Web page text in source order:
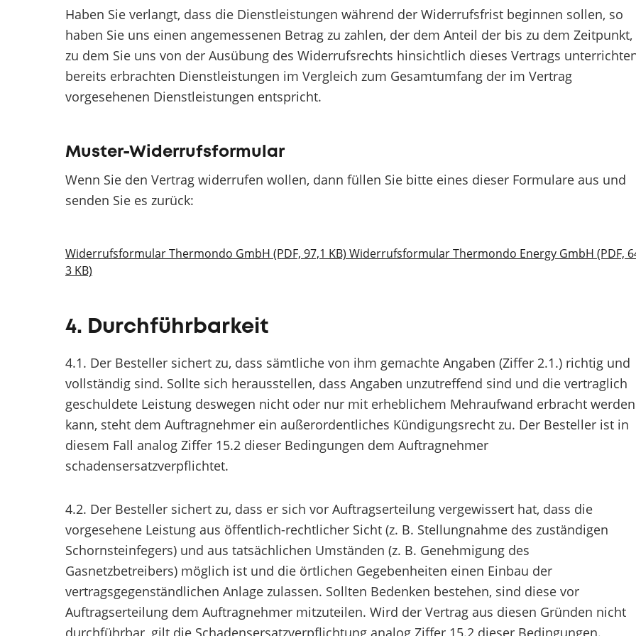
Haben Sie verlangt, dass die Dienstleistungen während der Widerrufsfrist beginnen sollen, so
haben Sie uns einen angemessenen Betrag zu zahlen, der dem Anteil der bis zu dem Zeitpunkt,
zu dem Sie uns von der Ausübung des Widerrufsrechts hinsichtlich dieses Vertrags
bereits erbrachten Dienstleistungen im Vergleich zum Gesamtumfang der im Vertrag
vorgesehenen Dienstleistungen entspricht.
Muster-Widerrufsformular
Wenn Sie den Vertrag widerrufen wollen, dann füllen Sie bitte eines dieser Formulare aus und
senden Sie es zurück:
Widerrufsformular Thermondo GmbH (PDF, 97,1 KB) Widerrufsformular Thermondo Energy GmbH (PDF,
3 KB)
4. Durchführbarkeit
4.1. Der Besteller sichert zu, dass sämtliche von ihm gemachte Angaben (Ziffer 2.1.) richtig und
vollständig sind. Sollte sich herausstellen, dass Angaben unzutreffend sind und die vertraglich
geschuldete Leistung deswegen nicht oder nur mit erheblichem Mehraufwand erbracht werden
kann, steht dem Auftragnehmer ein außerordentliches Kündigungsrecht zu. Der Besteller ist in
diesem Fall analog Ziffer 15.2 dieser Bedingungen dem Auftragnehmer
schadensersatzverpflichtet.
4.2. Der Besteller sichert zu, dass er sich vor Auftragserteilung vergewissert hat, dass die
vorgesehene Leistung aus öffentlich-rechtlicher Sicht (z. B. Stellungnahme des zuständigen
Schornsteinfegers) und aus tatsächlichen Umständen (z. B. Genehmigung des
Gasnetzbetreibers) möglich ist und die örtlichen Gegebenheiten einen Einbau der
vertragsgegenständlichen Anlage zulassen. Sollten Bedenken bestehen, sind diese vor
Auftragserteilung dem Auftragnehmer mitzuteilen. Wird der Vertrag aus diesen Gründen nicht
durchführbar, gilt die Schadensersatzverpflichtung analog Ziffer 15.2 dieser Bedingungen.